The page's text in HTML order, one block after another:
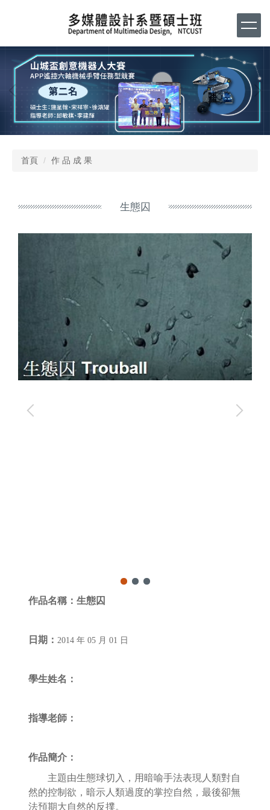
要
區
首頁 作 品 成 果
生態囚
作品名稱： 生態囚
日期： 2014 年 05 月 01 日
學生姓名：
指導老師：
作品簡介：
主題由生態球切入，用暗喻手法表現人類對自
然的控制欲，暗示人類過度的掌控自然，最後­卻無
法預期大自然的反撲。